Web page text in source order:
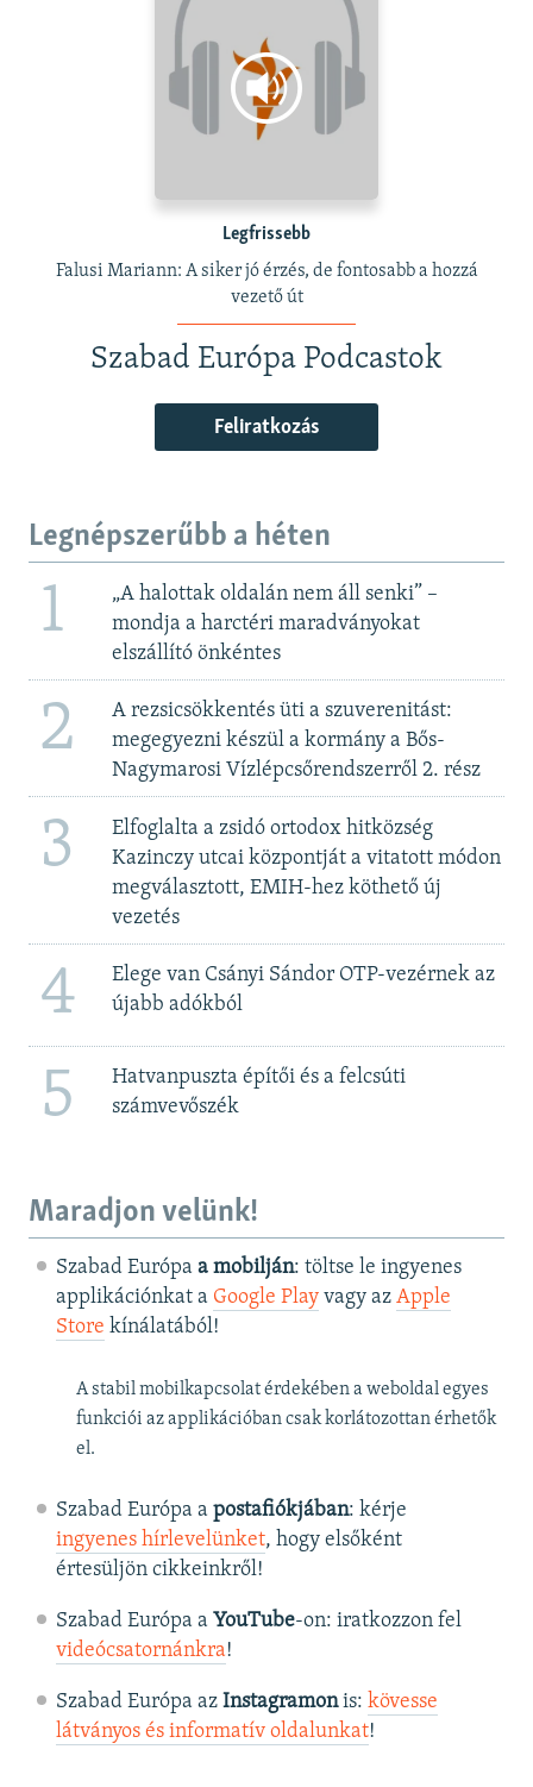
Legfrissebb
Falusi Mariann: A siker jó érzés, de fontosabb a hozzá
vezető út
Szabad Európa Podcastok
Feliratkozás
Legnépszerűbb a héten
1
„A halottak oldalán nem áll senki” –
mondja a harctéri maradványokat
elszállító önkéntes
2
A rezsicsökkentés üti a szuverenitást:
megegyezni készül a kormány a Bős-
Nagymarosi Vízlépcsőrendszerről 2. rész
3
Elfoglalta a zsidó ortodox hitközség
Kazinczy utcai központját a vitatott módon
megválasztott, EMIH-hez köthető új
vezetés
4
Elege van Csányi Sándor OTP-vezérnek az
újabb adókból
5
Hatvanpuszta építői és a felcsúti
számvevőszék
Maradjon velünk!
Szabad Európa a mobilján: töltse le ingyenes
applikációnkat a Google Playvagy az Apple
Store kínálatából!
A stabil mobilkapcsolat érdekében a weboldal egyes
funkciói az applikációban csak korlátozottan érhetők
el.
Szabad Európa a postafiókjában: kérje
ingyenes hírlevelünket, hogy elsőként
értesüljön cikkeinkről!
Szabad Európa a YouTube-on: iratkozzon fel
videócsatornánkra!
Szabad Európa az Instagramonis: kövesse
látványos és informatív oldalunkat! ​